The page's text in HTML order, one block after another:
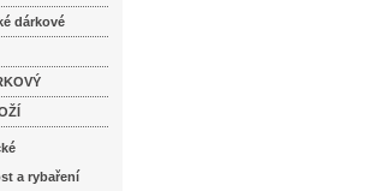
dárkové
a rybaření